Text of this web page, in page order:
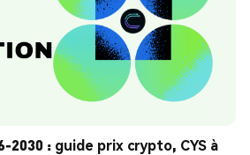
2030 : guide prix crypto, CYS à